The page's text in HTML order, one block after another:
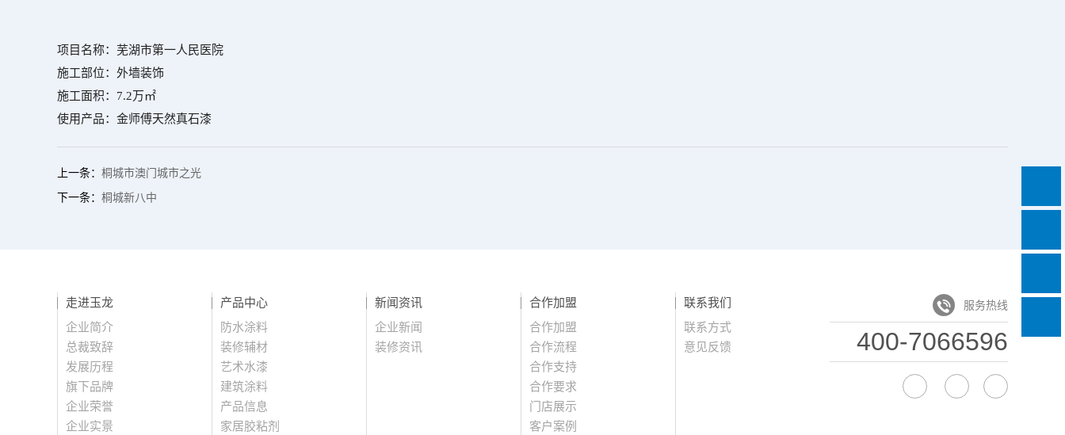
项目名称：芜湖市第一人民医院
施工部位：外墙装饰
施工面积：7.2万㎡
使用产品：金师傅天然真石漆
上一条： 桐城市澳门城市之光
下一条： 桐城新八中
走进玉龙
企业简介
总裁致辞
发展历程
旗下品牌
企业荣誉
企业实景
产品中心
防水涂料
装修辅材
艺术水漆
建筑涂料
产品信息
家居胶粘剂
新闻资讯
企业新闻
装修资讯
合作加盟
合作加盟
合作流程
合作支持
合作要求
门店展示
客户案例
联系我们
联系方式
意见反馈
服务热线
400-7066596